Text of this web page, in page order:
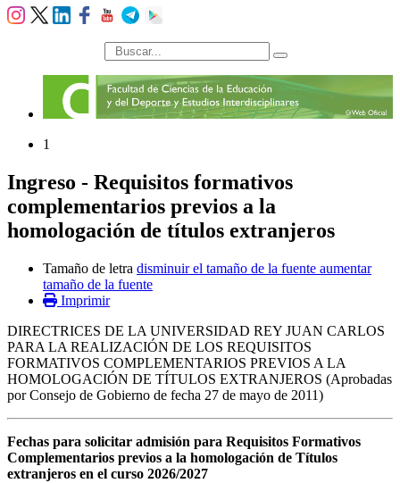
búsqueda
1
Ingreso - Requisitos formativos
complementarios previos a la
homologación de títulos extranjeros
Tamaño de letra disminuir el tamaño de la fuente aumentar
tamaño de la fuente
Imprimir
DIRECTRICES DE LA UNIVERSIDAD REY JUAN CARLOS
PARA LA REALIZACIÓN DE LOS REQUISITOS
FORMATIVOS COMPLEMENTARIOS PREVIOS A LA
HOMOLOGACIÓN DE TÍTULOS EXTRANJEROS (Aprobadas
por Consejo de Gobierno de fecha 27 de mayo de 2011)
Fechas para solicitar admisión para Requisitos Formativos
Complementarios previos a la homologación de Títulos
extranjeros en el curso 2026/2027